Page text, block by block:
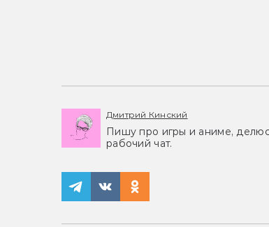
Дмитрий Кинский
Пишу про игры и аниме,
рабочий чат.